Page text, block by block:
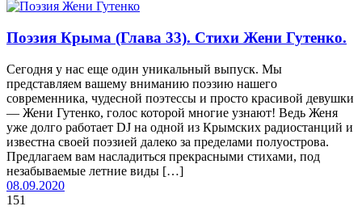
Поэзия Крыма (Глава 33). Стихи Жени Гутенко.
Сегодня у нас еще один уникальный выпуск. Мы
представляем вашему вниманию поэзию нашего
современника, чудесной поэтессы и просто красивой девушки
— Жени Гутенко, голос которой многие узнают! Ведь Женя
уже долго работает DJ на одной из Крымских радиостанций и
известна своей поэзией далеко за пределами полуострова.
Предлагаем вам насладиться прекрасными стихами, под
незабываемые летние виды […]
08.09.2020
151